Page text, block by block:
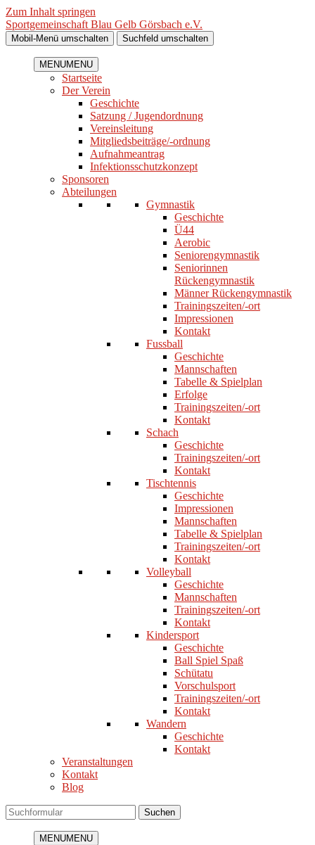
Zum Inhalt springen
Sportgemeinschaft Blau Gelb Görsbach e.V.
Mobil-Menü umschalten Suchfeld umschalten
MENUMENU
Startseite
Der Verein
Geschichte
Satzung / Jugendordnung
Vereinsleitung
Mitgliedsbeiträge/-ordnung
Aufnahmeantrag
Infektionsschutzkonzept
Sponsoren
Abteilungen
Gymnastik
Geschichte
Ü44
Aerobic
Seniorengymnastik
Seniorinnen
Rückengymnastik
Männer Rückengymnastik
Trainingszeiten/-ort
Impressionen
Kontakt
Fussball
Geschichte
Mannschaften
Tabelle & Spielplan
Erfolge
Trainingszeiten/-ort
Kontakt
Schach
Geschichte
Trainingszeiten/-ort
Kontakt
Tischtennis
Geschichte
Impressionen
Mannschaften
Tabelle & Spielplan
Trainingszeiten/-ort
Kontakt
Volleyball
Geschichte
Mannschaften
Trainingszeiten/-ort
Kontakt
Kindersport
Geschichte
Ball Spiel Spaß
Schütatu
Vorschulsport
Trainingszeiten/-ort
Kontakt
Wandern
Geschichte
Kontakt
Veranstaltungen
Kontakt
Blog
Suchen
MENUMENU